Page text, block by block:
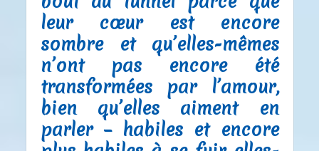
leur cœur est encore
sombre et qu’elles-mêmes
n’ont pas encore été
transformées par l’amour,
bien qu’elles aiment en
parler – habiles et encore